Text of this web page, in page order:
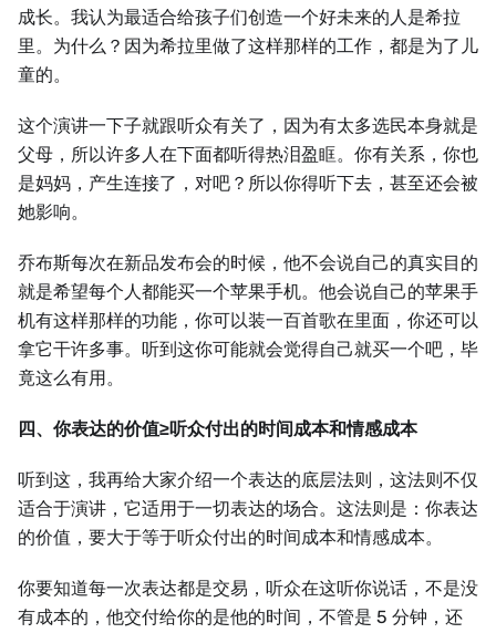
成长。我认为最适合给孩子们创造一个好未来的人是希拉
里。为什么？因为希拉里做了这样那样的工作，都是为了儿
童的。
这个演讲一下子就跟听众有关了，因为有太多选民本身就是
父母，所以许多人在下面都听得热泪盈眶。你有关系，你也
是妈妈，产生连接了，对吧？所以你得听下去，甚至还会被
她影响。
乔布斯每次在新品发布会的时候，他不会说自己的真实目的
就是希望每个人都能买一个苹果手机。他会说自己的苹果手
机有这样那样的功能，你可以装一百首歌在里面，你还可以
拿它干许多事。听到这你可能就会觉得自己就买一个吧，毕
竟这么有用。
四、你表达的价值≥听众付出的时间成本和情感成本
听到这，我再给大家介绍一个表达的底层法则，这法则不仅
适合于演讲，它适用于一切表达的场合。这法则是：你表达
的价值，要大于等于听众付出的时间成本和情感成本。
你要知道每一次表达都是交易，听众在这听你说话，不是没
有成本的，他交付给你的是他的时间，不管是 5 分钟，还